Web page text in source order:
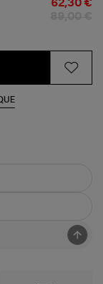
62,30 €